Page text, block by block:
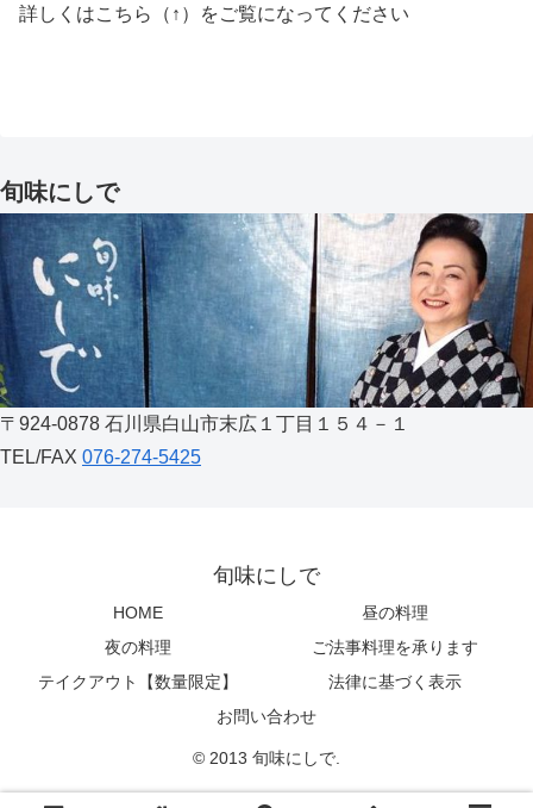
詳しくはこちら（↑）をご覧になってください
旬味にしで
〒924-0878 石川県白山市末広１丁目１５４－１
TEL/FAX 076-274-5425
旬味にしで
HOME
昼の料理
夜の料理
ご法事料理を承ります
テイクアウト【数量限定】
法律に基づく表示
お問い合わせ
© 2013 旬味にしで.